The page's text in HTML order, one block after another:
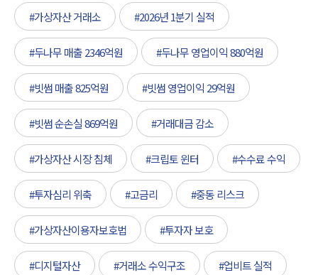
#가상자산 거래소 #2026년 1분기 실적
#두나무 매출 2346억원 #두나무 영업이익 880억원
#빗썸 매출 825억원 #빗썸 영업이익 29억원
#빗썸 순손실 869억원 #거래대금 감소
#가상자산 시장 침체 #크립토 윈터 #수수료 수익
#투자심리 위축 #고금리 #중동 리스크
#가상자산이용자보호법 #투자자 보호
#디지털자산 #거래소 수익구조 #업비트 실적